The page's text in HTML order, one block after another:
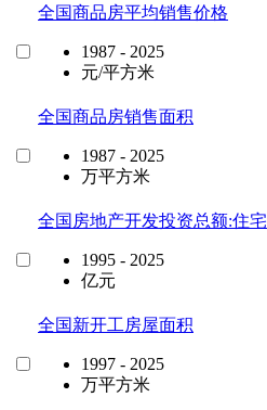
全国商品房平均销售价格
1987 - 2025
元/平方米
全国商品房销售面积
1987 - 2025
万平方米
全国房地产开发投资总额:住宅
1995 - 2025
亿元
全国新开工房屋面积
1997 - 2025
万平方米